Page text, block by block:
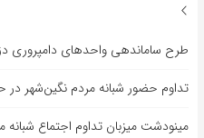
طرح ساماندهی واحدهای دامپروری
تداوم حضور شبانه مردم نگین‌شهر در
مینودشت میزبان تداوم اجتماع شبانه